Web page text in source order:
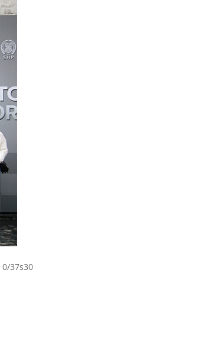
0/37s30